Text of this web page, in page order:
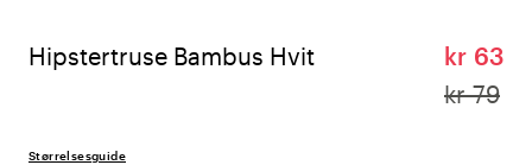
Hipstertruse Bambus Hvit
kr 63
kr 79
Størrelsesguide